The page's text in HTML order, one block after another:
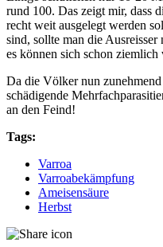
rund 100. Das zeigt mir, dass
recht weit ausgelegt werden
sind, sollte man die Ausreisser
es können sich schon
Da die Völker nun
schädigende
an den Feind!
Tags:
Varroa
Varroabekämpfung
Ameisensäure
Herbst